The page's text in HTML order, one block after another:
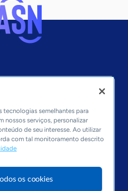
tecnologias semelhantes para
nossos serviços, personalizar
de seu interesse. Ao utilizar
com tal monitoramento descrito
os cookies